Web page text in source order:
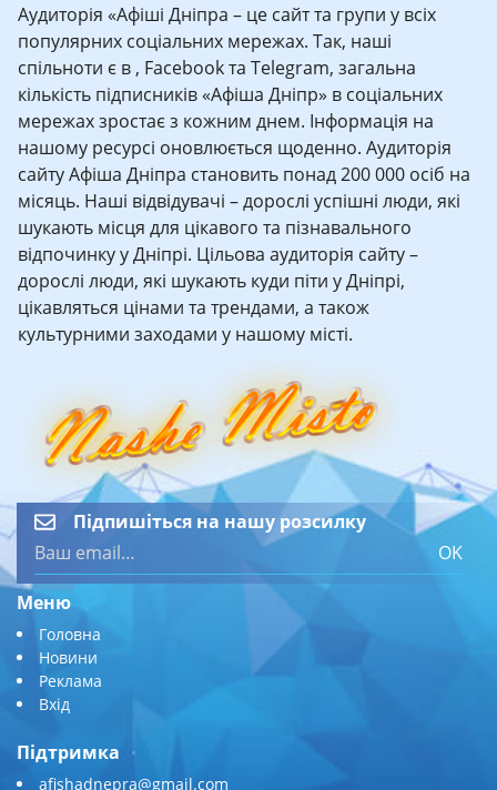
Аудиторія «Афіші Дніпра – це сайт та групи у всіх
популярних соціальних мережах. Так, наші
спільноти є в , Facebook та Telegram, загальна
кількість підписників «Афіша Дніпр» в соціальних
мережах зростає з кожним днем. Інформація на
нашому ресурсі оновлюється щоденно. Аудиторія
сайту Афіша Дніпра становить понад 200 000 осіб на
місяць. Наші відвідувачі – дорослі успішні люди, які
шукають місця для цікавого та пізнавального
відпочинку у Дніпрі. Цільова аудиторія сайту –
дорослі люди, які шукають куди піти у Дніпрі,
цікавляться цінами та трендами, а також
культурними заходами у нашому місті.
Підпишіться на нашу розсилку
OK
Меню
Головна
Новини
Реклама
Вхід
Підтримка
afishadnepra@gmail.com